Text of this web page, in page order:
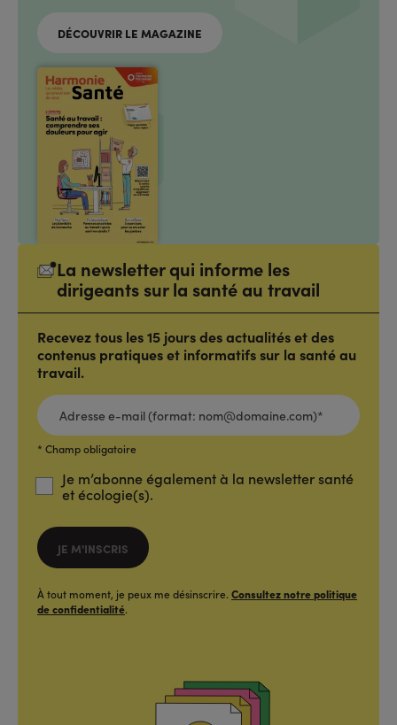
DÉCOUVRIR LE MAGAZINE
La newsletter qui informe les
dirigeants sur la santé au travail
Recevez tous les 15 jours des actualités et des
contenus pratiques et informatifs sur la santé au
travail.
ADRESSE
E-
MAIL
(FORMAT:
NOM@DOMAINE.COM)*
* Champ obligatoire
Je m’abonne également à la newsletter santé
et écologie(s).
JE M'INSCRIS
À tout moment, je peux me désinscrire. Consultez notre politique
de confidentialité.